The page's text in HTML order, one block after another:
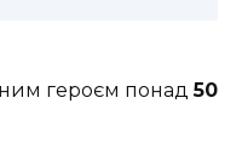
героєм понад50